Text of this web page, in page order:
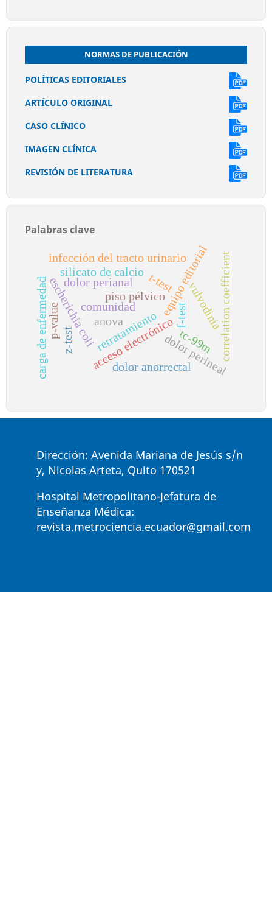
NORMAS DE PUBLICACIÓN
POLÍTICAS EDITORIALES
ARTÍCULO ORIGINAL
CASO CLÍNICO
IMAGEN CLÍNICA
REVISIÓN DE LITERATURA
Palabras clave
equipo editorial
acceso electrónico
infección del tracto urinario
comunidad
escherichia coli
dolor perineal
vulvodinia
dolor perianal
piso pélvico
dolor anorrectal
retratamiento
silicato de calcio
carga de enfermedadp-value
z-test
t-test
anova f-test correlation coefficient
tc-99m
Dirección: Avenida Mariana de Jesús s/n
y, Nicolas Arteta, Quito 170521
Hospital Metropolitano-Jefatura de
Enseñanza Médica:
revista.metrociencia.ecuador@gmail.com